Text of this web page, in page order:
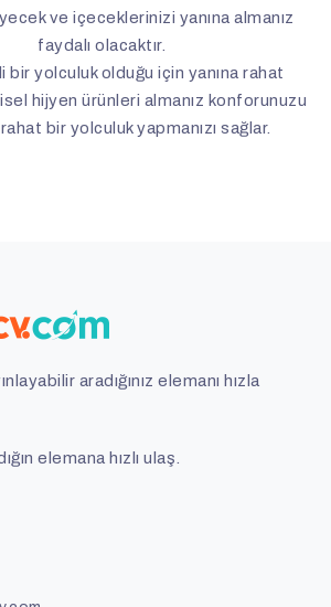
ve içeceklerinizi yanına almanız
faydalı olacaktır.
bir yolculuk olduğu için yanına rahat
hijyen ürünleri almanız konforunuzu
bir yolculuk yapmanızı sağlar.
aradığınız elemanı hızla
elemana hızlı ulaş.